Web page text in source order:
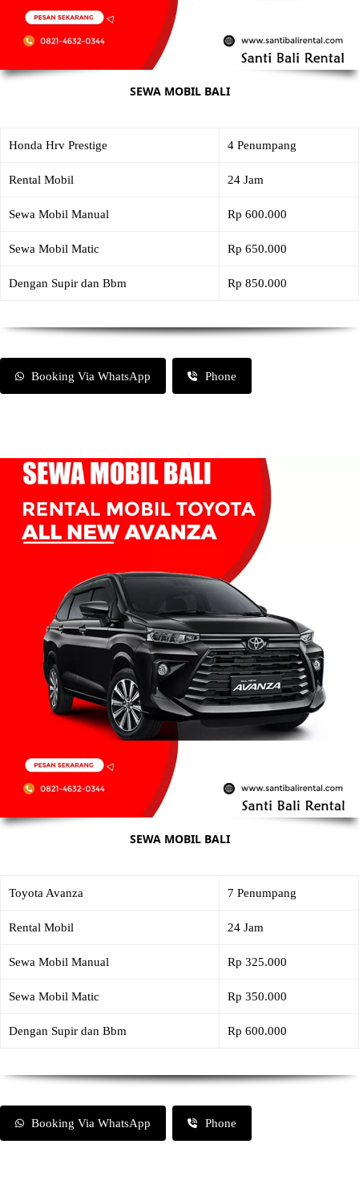
SEWA MOBIL BALI
Honda Hrv Prestige 4 Penumpang
Rental Mobil 24 Jam
Sewa Mobil Manual Rp 600.000
Sewa Mobil Matic Rp 650.000
Dengan Supir dan Bbm Rp 850.000
Booking Via WhatsApp Phone
SEWA MOBIL BALI
Toyota Avanza 7 Penumpang
Rental Mobil 24 Jam
Sewa Mobil Manual Rp 325.000
Sewa Mobil Matic Rp 350.000
Dengan Supir dan Bbm Rp 600.000
Booking Via WhatsApp Phone